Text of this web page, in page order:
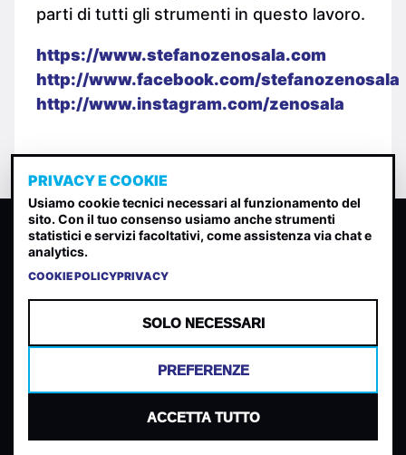
parti di tutti gli strumenti in questo lavoro.
https://www.stefanozenosala.com
http://www.facebook.com/stefanozenosala
http://www.instagram.com/zenosala
CLASSIFICA INDIE
Classifica per indice di gradimento generata dall analisi di
COOKIES PREFERENZE COOKIES
PRIVACY E COOKIE
Usiamo cookie tecnici necessari al funzionamento del
sito. Con il tuo consenso usiamo anche strumenti
statistici e servizi facoltativi, come assistenza via chat e
analytics.
COOKIE POLICYPRIVACY
SOLO NECESSARI
PREFERENZE
ACCETTA TUTTO